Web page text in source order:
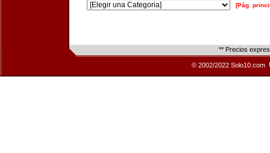
[Pág.
** Precios
© 2002/2022 Solo10.com